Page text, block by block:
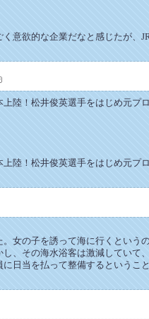
意欲的な企業だなと感じたが、
陸！松井俊英選手をはじめ元プ
陸！松井俊英選手をはじめ元プ
女の子を誘って海に行くという
、その海水浴客は激減していて
日当を払って整備するというこ